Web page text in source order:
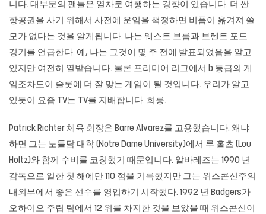
니다. 대부분의 팬들은 열차로 여행하는 경향이 있습니다. 더 싼
항공권을 사기 위해서 사전에 운임을 책정하면 비품이 옮겨져 쓸
모가 없다는 것을 알게됩니다. 나는 웨스트 브롬과 브렌트 포드
경기를 언급한다. 예, 나는 그것이 몇 주 전에 발표되었음을 알고
있지만 여전히 열받습니다. 물론 프리미어 리그에서 b 등급의 게
임조차도이 슬롯에 더 잘 맞는 게임이 될 것입니다. 우리가 알고
있듯이 요즘 TV는 TV를 지배합니다. 희롱.
Patrick Richter 체육 회장은 Barre Alvarez를 고용했습니다. 왜냐
하면 그는 노틀담 대학 (Notre Dame University)에서 루 홀츠 (Lou
Holtz)와 함께 수비를 코칭했기 때문입니다. 알바레즈는 1990 년
감독으로 일한 첫 해에만 110 점을 기록했지만 그는 위스콘신주의
내외부에서 좋은 선수를 영입하기 시작했다. 1992 년 Badgers가
오하이오 주립 팀에서 12 위를 차지한 것을 보았을 때 위스콘신이